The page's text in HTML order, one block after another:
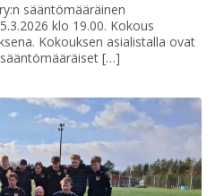
sääntömääräinen
klo 19.00. Kokous
Kokouksen asialistalla ovat
[…]